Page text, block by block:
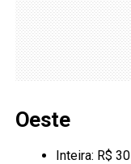
Oeste
Inteira: R$ 30